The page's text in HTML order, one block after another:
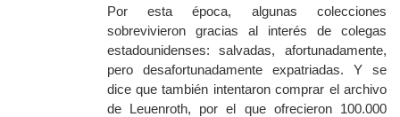
Por esta época, algunas colecciones
sobrevivieron gracias al interés de colegas
estadounidenses: salvadas, afortunadamente,
pero desafortunadamente expatriadas. Y se
dice que también intentaron comprar el archivo
de Leuenroth, por el que ofrecieron 100.000